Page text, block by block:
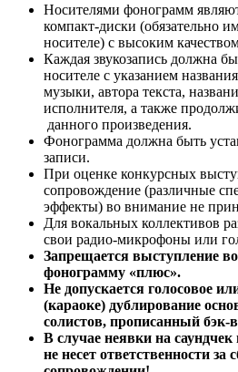
Носителями фонограмм
компакт-диски (обязательно
носителе) с высоким
Каждая звукозапись должна
носителе с указанием
музыки, автора текста,
исполнителя, а также
данного произведения.
Фонограмма должна быть
записи.
При оценке конкурсных
сопровождение (различные
эффекты) во внимание не
Для вокальных коллективов
свои радио-микрофоны или
Запрещается выступление
фонограмму «плюс».
Не допускается голосовое
(караоке) дублирование
солистов, прописанный бэк-
В случае неявки на
не несет ответственности за